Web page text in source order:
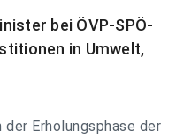
bei ÖVP-SPÖ-
in Umwelt,
Erholungsphase der